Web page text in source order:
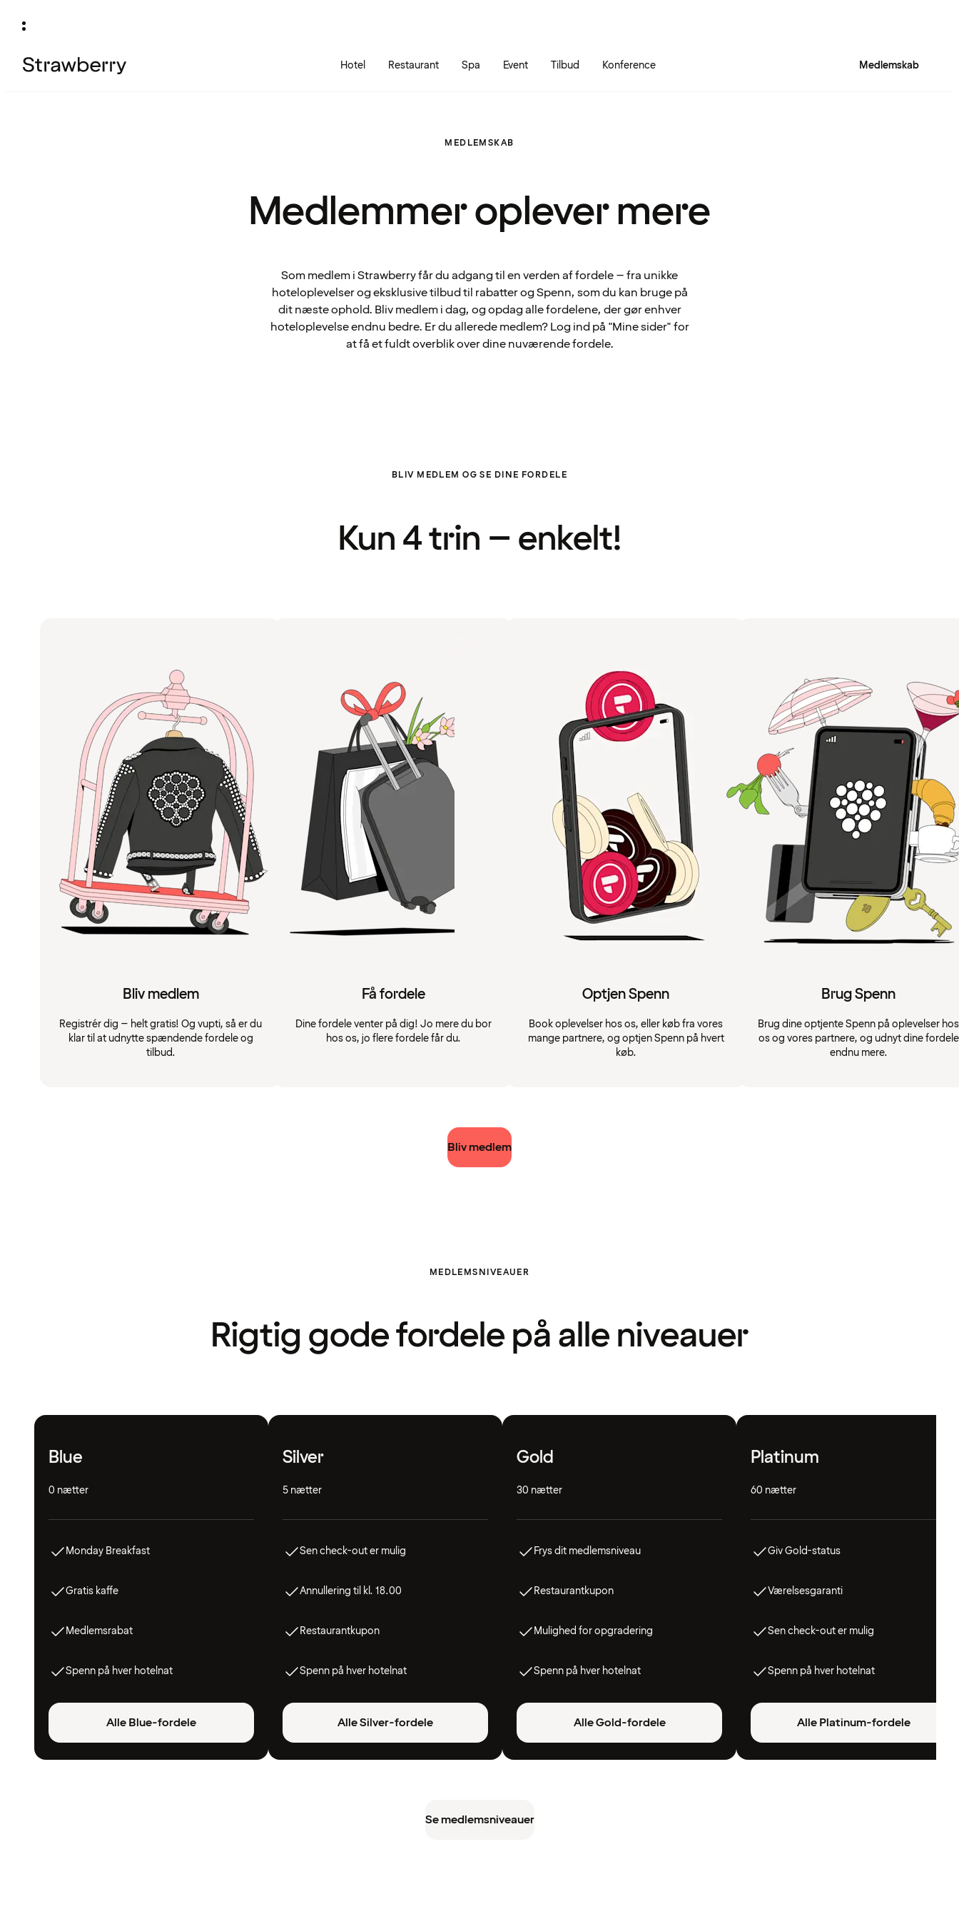
Hotel Restaurant Spa Event Tilbud Konference Medlemskab
MEDLEMSKAB
Medlemmer oplever mere
Som medlem i Strawberry får du adgang til en verden af fordele – fra unikke
hoteloplevelser og eksklusive tilbud til rabatter og Spenn, som du kan bruge på
dit næste ophold. Bliv medlem i dag, og opdag alle fordelene, der gør enhver
hoteloplevelse endnu bedre. Er du allerede medlem? Log ind på "Mine sider" for
at få et fuldt overblik over dine nuværende fordele.
BLIV MEDLEM OG SE DINE FORDELE
Kun 4 trin – enkelt!
Bliv medlem
Registrér dig – helt gratis! Og vupti, så er du
klar til at udnytte spændende fordele og
tilbud.
Få fordele
Dine fordele venter på dig! Jo mere du bor
hos os, jo flere fordele får du.
Optjen Spenn
Book oplevelser hos os, eller køb fra vores
mange partnere, og optjen Spenn på hvert
køb.
Brug Spenn
Brug dine optjente Spenn på oplevelser hos
os og vores partnere, og udnyt dine fordele
endnu mere.
Bliv medlem
MEDLEMSNIVEAUER
Rigtig gode fordele på alle niveauer
Blue
0 nætter
Monday Breakfast
Gratis kaffe
Medlemsrabat
Spenn på hver hotelnat
Alle Blue-fordele
Silver
5 nætter
Sen check-out er mulig
Annullering til kl. 18.00
Restaurantkupon
Spenn på hver hotelnat
Alle Silver-fordele
Gold
30 nætter
Frys dit medlemsniveau
Restaurantkupon
Mulighed for opgradering
Spenn på hver hotelnat
Alle Gold-fordele
Platinum
60 nætter
Giv Gold-status
Værelsesgaranti
Sen check-out er mulig
Spenn på hver hotelnat
Alle Platinum-fordele
Se medlemsniveauer